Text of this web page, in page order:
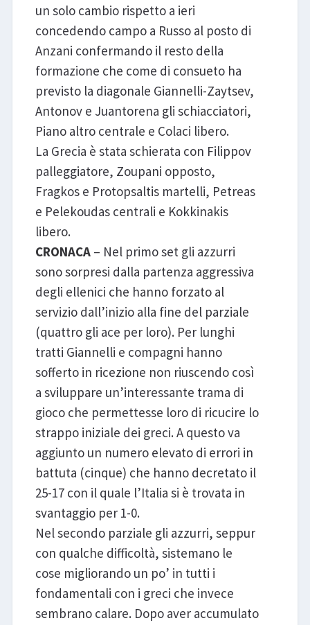
un solo cambio rispetto a ieri
concedendo campo a Russo al posto di
Anzani confermando il resto della
formazione che come di consueto ha
previsto la diagonale Giannelli-Zaytsev,
Antonov e Juantorena gli schiacciatori,
Piano altro centrale e Colaci libero.
La Grecia è stata schierata con Filippov
palleggiatore, Zoupani opposto,
Fragkos e Protopsaltis martelli, Petreas
e Pelekoudas centrali e Kokkinakis
libero.
CRONACA – Nel primo set gli azzurri
sono sorpresi dalla partenza aggressiva
degli ellenici che hanno forzato al
servizio dall’inizio alla fine del parziale
(quattro gli ace per loro). Per lunghi
tratti Giannelli e compagni hanno
sofferto in ricezione non riuscendo così
a sviluppare un’interessante trama di
gioco che permettesse loro di ricucire lo
strappo iniziale dei greci. A questo va
aggiunto un numero elevato di errori in
battuta (cinque) che hanno decretato il
25-17 con il quale l’Italia si è trovata in
svantaggio per 1-0.
Nel secondo parziale gli azzurri, seppur
con qualche difficoltà, sistemano le
cose migliorando un po’ in tutti i
fondamentali con i greci che invece
sembrano calare. Dopo aver accumulato